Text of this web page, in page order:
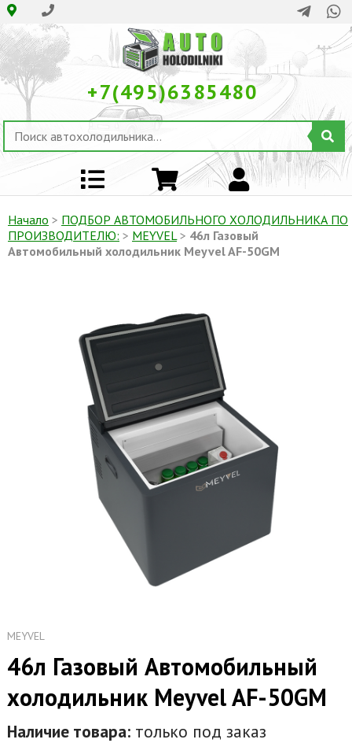
+7(495)6385480
Начало > ПОДБОР АВТОМОБИЛЬНОГО ХОЛОДИЛЬНИКА ПO
ПРОИЗВОДИТЕЛЮ: > MEYVEL> 46л Газовый
Автомобильный холодильник Meyvel AF-50GM
MEYVEL
46л Газовый Автомобильный
холодильник Meyvel AF-50GM
Наличие товара:только под заказ